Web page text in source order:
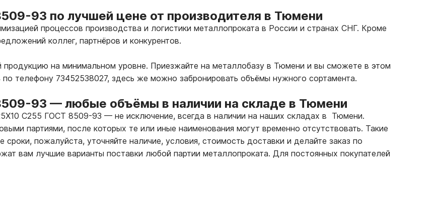
93 по лучшей цене от производителя в Тюмени
процессов производства и логистики металлопроката в России и странах СНГ. Кроме
коллег, партнёров и конкурентов.
продукцию на минимальном уровне. Приезжайте на металлобазу в Тюмени и вы сможете в этом
телефону 73452538027, здесь же можно забронировать объёмы нужного сортамента.
93 — любые объёмы в наличии на складе в Тюмени
С255 ГОСТ 8509-93 — не исключение, всегда в наличии на наших складах в Тюмени.
партиями, после которых те или иные наименования могут временно отсутствовать. Такие
пожалуйста, уточняйте наличие, условия, стоимость доставки и делайте заказ по
вам лучшие варианты поставки любой партии металлопроката. Для постоянных покупателей